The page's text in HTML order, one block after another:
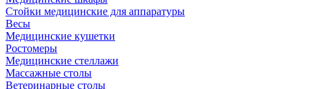
Стойки медицинские для аппаратуры
Весы
Медицинские кушетки
Ростомеры
Медицинские стеллажи
Массажные столы
Ветеринарные столы